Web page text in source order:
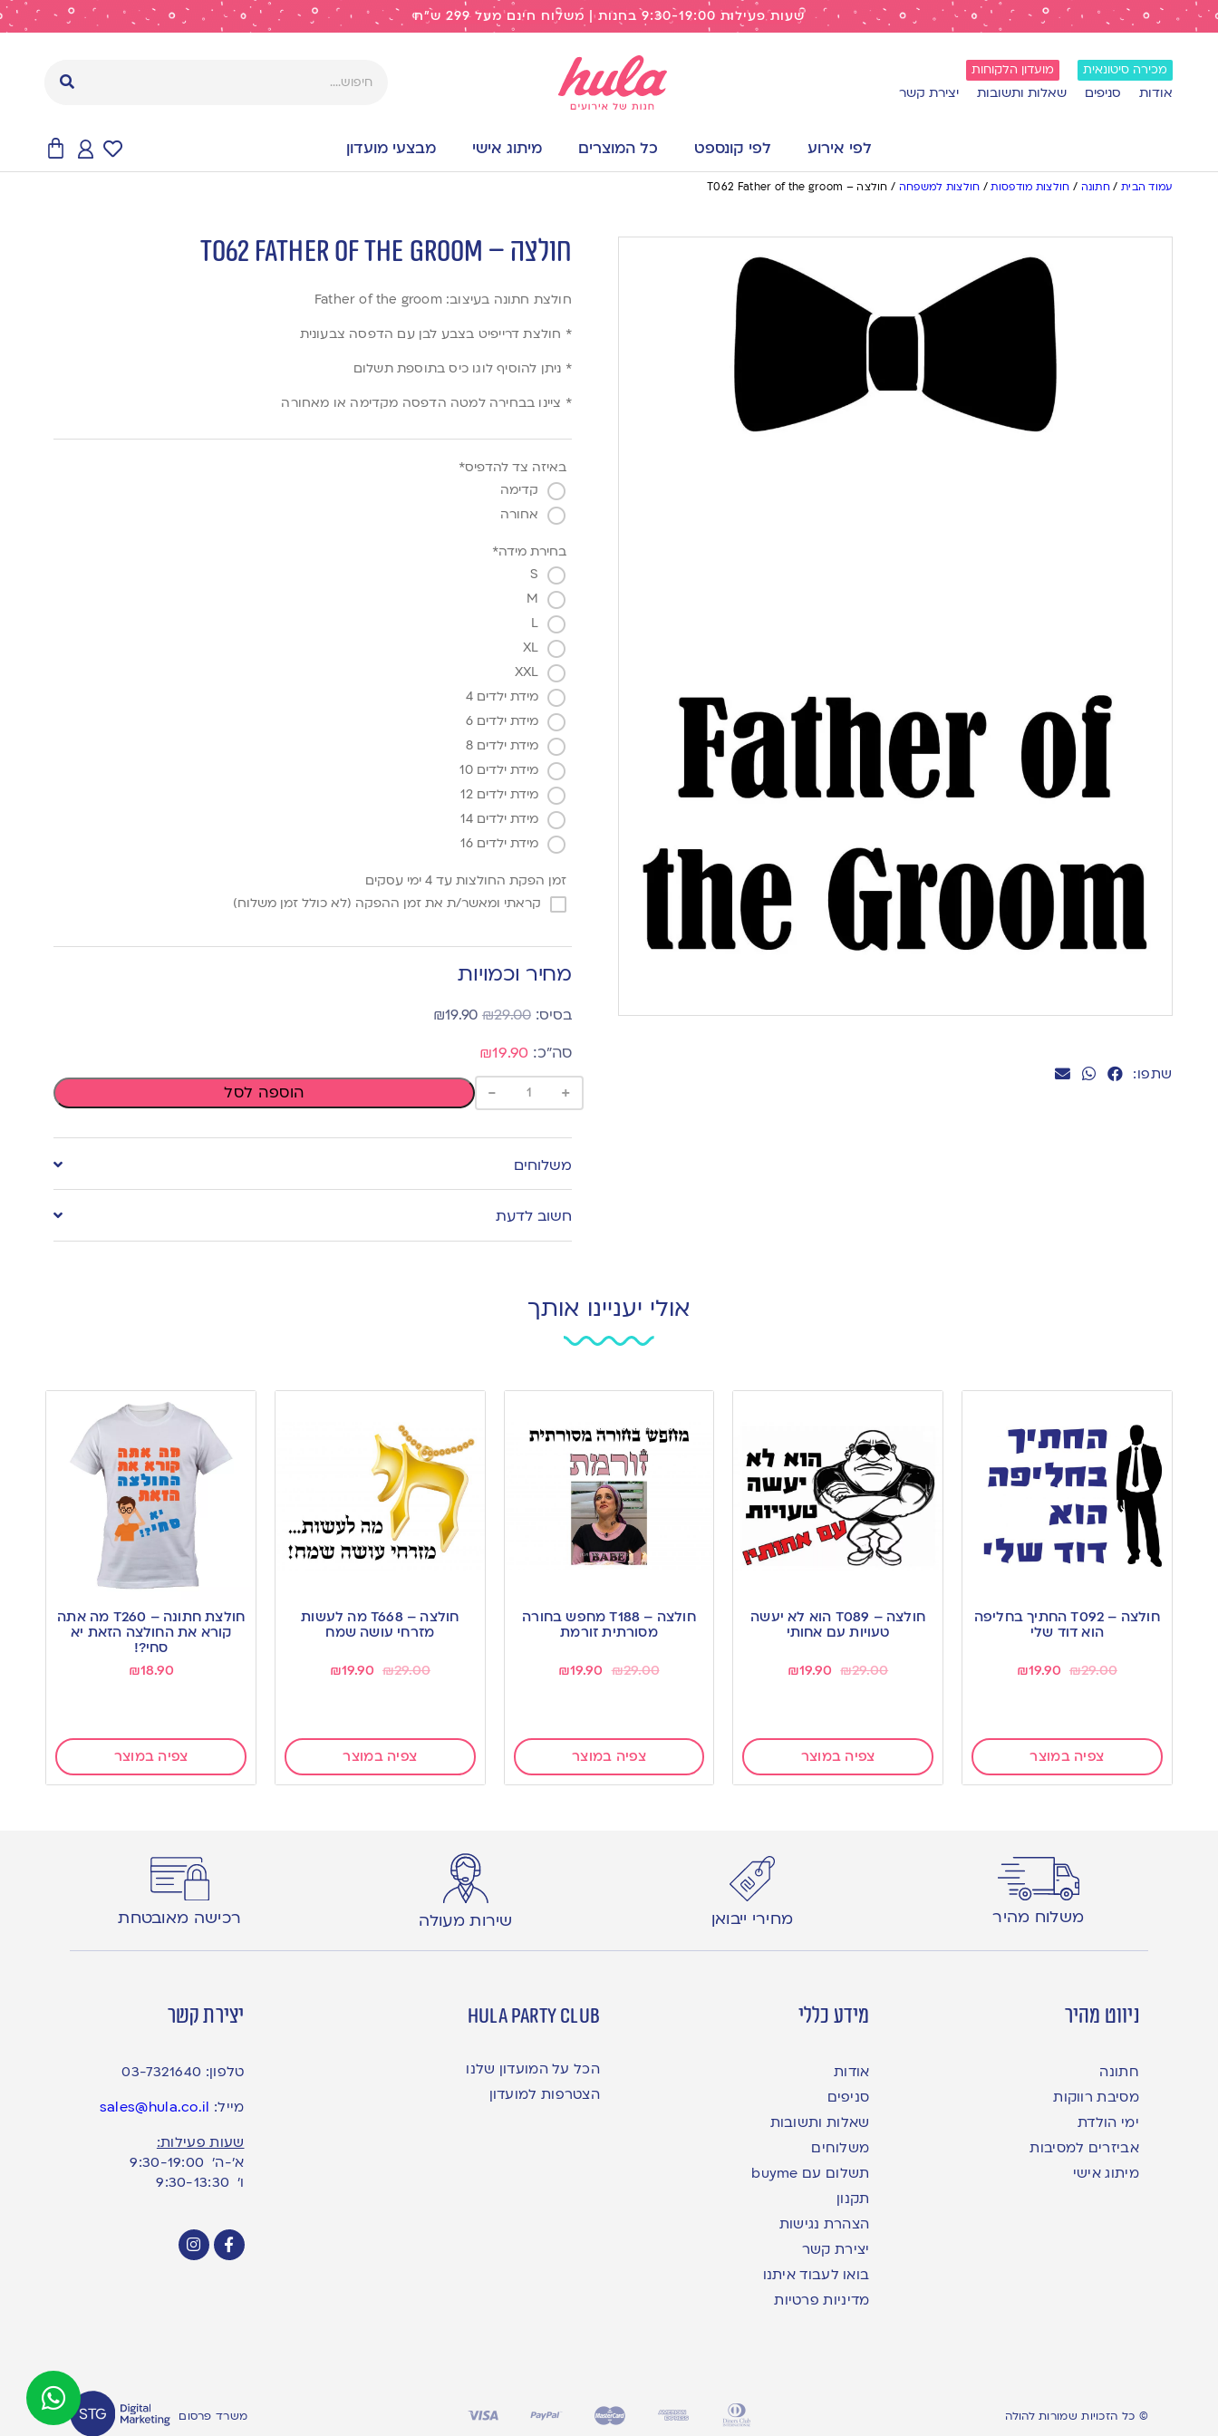
שעות פעילות 9:30-19:00 בחנות | משלוח חינם מעל 299 ש"ח
מכירה סיטונאית מועדון הלקוחות
אודות סניפים שאלות ותשובות יצירת קשר
לפי אירוע לפי קונספט כל המוצרים מיתוג אישי מבצעי מועדון
עמוד הבית / חתונה / חולצות מודפסות/ חולצות למשפחה / חולצה – T062 Father of the groom
שתפו:
חולצה – T062 Father of the groom
חולצת חתונה בעיצוב: Father of the groom
* חולצת דרייפיט בצבע לבן עם הדפסה צבעונית
* ניתן להוסיף לוגו כיס בתוספת תשלום
* ציינו בבחירה למטה הדפסה מקדימה או מאחורה
באיזה צד להדפיס*
קדימה
אחורה
בחירת מידה*
S
M
L
XL
XXL
מידת ילדים 4
מידת ילדים 6
מידת ילדים 8
מידת ילדים 10
מידת ילדים 12
מידת ילדים 14
מידת ילדים 16
זמן הפקת החולצות עד 4 ימי עסקים
קראתי ומאשר/ת את זמן ההפקה (לא כולל זמן משלוח)
מחיר וכמויות
₪29.00
₪19.90
₪19.90
+
- הוספה לסל
משלוחים
חשוב לדעת
אולי יעניינו אותך
חולצה – T092 החתיך בחליפה
הוא דוד שלי
₪29.00
₪19.90
צפיה במוצר
חולצה – T089 הוא לא יעשה
טעויות עם אחותי
₪29.00
₪19.90
צפיה במוצר
חולצה – T188 מחפש בחורה
מסורתית זורמת
₪29.00
₪19.90
צפיה במוצר
חולצה – T668 מה לעשות
מזרחי עושה שמח
₪29.00
₪19.90
צפיה במוצר
חולצת חתונה – T260 מה אתה
קורא את החולצה הזאת יא
סחי?!
₪18.90
צפיה במוצר
משלוח מהיר מחירי ייבואן שירות מעולה רכישה מאובטחת
ניווט מהיר
חתונה
מסיבת רווקות
ימי הולדת
אביזרים למסיבות
מיתוג אישי
מידע כללי
אודות
סניפים
שאלות ותשובות
משלוחים
תשלום עם buyme
תקנון
הצהרת נגישות
יצירת קשר
בואו לעבוד איתנו
מדיניות פרטיות
hula party club
הכל על המועדון שלנו
הצטרפות למועדון
יצירת קשר
טלפון: 03-7321640
מייל: sales@hula.co.il
שעות פעילות:
א’-ה’ 9:30-19:00
ו׳ 9:30-13:30
© כל הזכויות שמורות להולה משרד פרסום